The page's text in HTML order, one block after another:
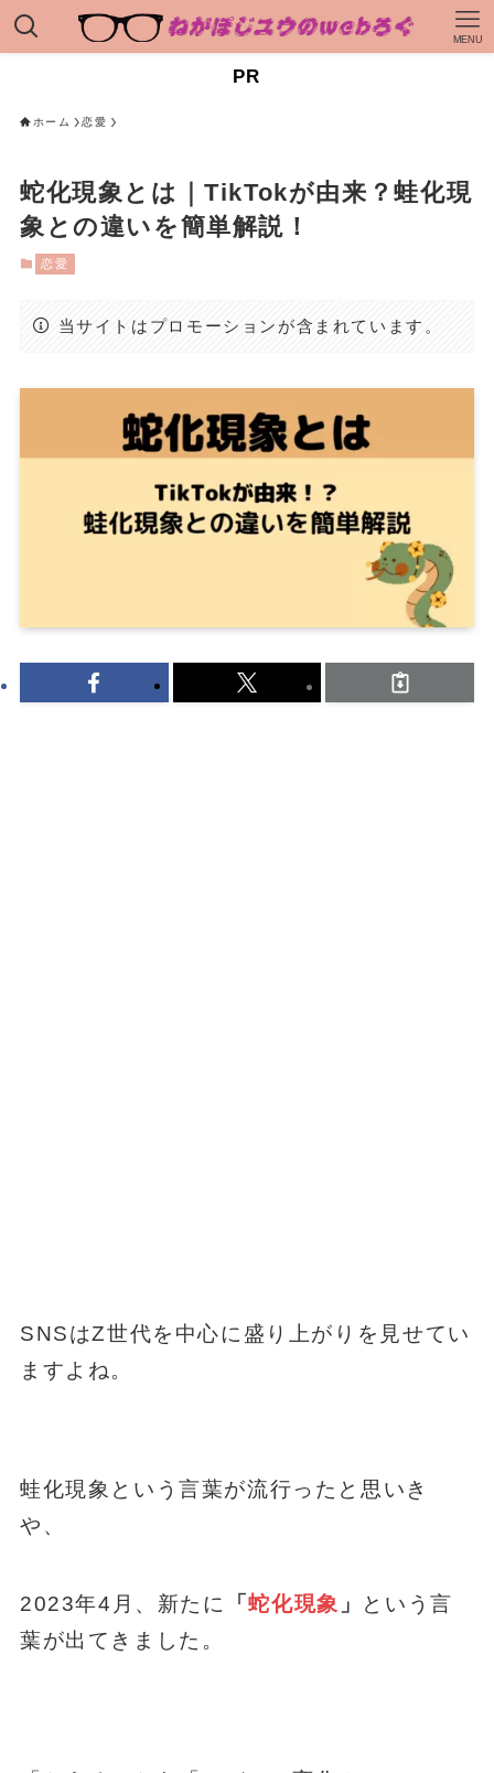
MENU
PR
ホーム 恋愛
蛇化現象とは｜TikTokが由来？蛙化現
象との違いを簡単解説！
恋愛
当サイトはプロモーションが含まれています。
SNSはZ世代を中心に盛り上がりを見せてい
ますよね。
蛙化現象という言葉が流行ったと思いき
や、
2023年4月、新たに 「蛇化現象 」
という言
葉が出てきました。